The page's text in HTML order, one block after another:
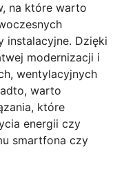
na które warto
instalacyjne. Dzięki
modernizacji i
wentylacyjnych
warto
które
energii czy
smartfona czy